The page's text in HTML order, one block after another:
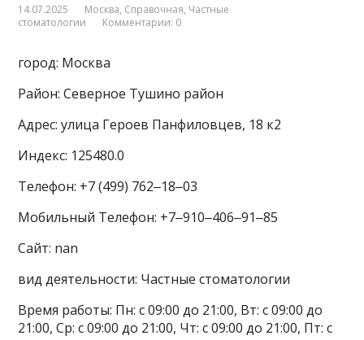
14.07.2025 Москва, Справочная, Частные
стоматологии
Комментарии: 0
город: Москва
Район: Северное Тушино район
Адрес: улица Героев Панфиловцев, 18 к2
Индекс: 125480.0
Телефон: +7 (499) 762‒18‒03
Мобильный Телефон: +7‒910‒406‒91‒85
Сайт: nan
вид деятельности: Частные стоматологии
Время работы: Пн: с 09:00 до 21:00, Вт: с 09:00 до
21:00, Ср: с 09:00 до 21:00, Чт: с 09:00 до 21:00, Пт: с